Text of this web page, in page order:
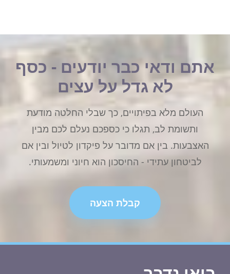
אתם ודאי כבר יודעים - כסף
לא גדל על עצים
העולם מלא בפיתויים, כך שבלי החלטה מודעת
ותשומת לב, תגלו כי כספכם נעלם לכם מבין
האצבעות. בין אם מדובר על פיקדון לטיול ובין אם
לביטחון עתידי - החיסכון הוא חיוני ומשמעותי.
קבלת הצעה